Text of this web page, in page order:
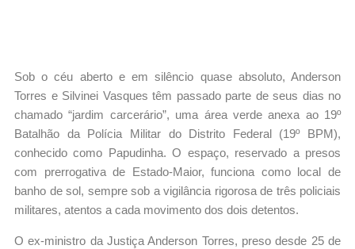
Sob o céu aberto e em silêncio quase absoluto, Anderson
Torres e Silvinei Vasques têm passado parte de seus dias no
chamado “jardim carcerário”, uma área verde anexa ao 19º
Batalhão da Polícia Militar do Distrito Federal (19º BPM),
conhecido como Papudinha. O espaço, reservado a presos
com prerrogativa de Estado-Maior, funciona como local de
banho de sol, sempre sob a vigilância rigorosa de três policiais
militares, atentos a cada movimento dos dois detentos.
O ex-ministro da Justiça Anderson Torres, preso desde 25 de